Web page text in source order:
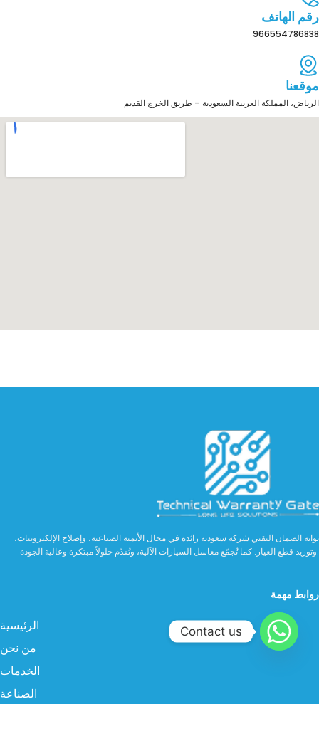
رقم الهاتف
966554786838
موقعنا
الرياض، المملكة العربية السعودية – طريق الخرج القديم
بوابة الضمان التقني شركة سعودية رائدة في مجال الأتمتة الصناعية، وإصلاح الإلكترونيات،
وتوريد قطع الغيار. كما تُجمّع مغاسل السيارات الآلية، وتُقدّم حلولاً مبتكرة وعالية الجودة.
روابط مهمة
الرئيسية
من نحن
الخدمات
الصناعة
Contact us